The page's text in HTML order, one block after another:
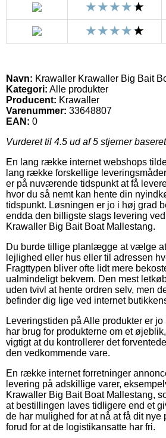
Navn: Krawaller Krawaller Big Bait
Kategori: Alle produkter
Producent: Krawaller
Varenummer: 33648807
EAN: 0
Vurderet til 4.5 ud af 5 stjerner
En lang række internet webshops
lang række forskellige
er på nuværende tidspunkt at få
hvor du så nemt kan hente din
tidspunkt. Løsningen er jo i høj grad
endda den billigste slags levering
Krawaller Big Bait Boat Mallestang.
Du burde tillige planlægge at vælge
lejlighed eller hus eller til adressen
Fragttypen bliver ofte lidt mere
ualmindeligt bekvem. Den mest
uden tvivl at hente ordren selv, men
befinder dig lige ved internet
Leveringstiden på Alle produkter er
har brug for produkterne om et
vigtigt at du kontrollerer det
den vedkommende vare.
En række internet forretninger
levering på adskillige varer,
Krawaller Big Bait Boat Mallestang,
at bestillingen laves tidligere end et
de har mulighed for at nå at få dit nye
forud for at de logistikansatte har fri.